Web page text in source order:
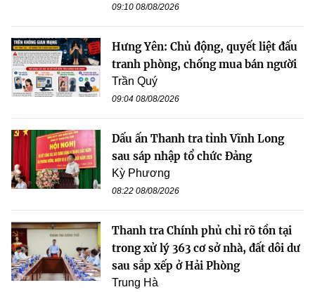
09:10 08/08/2026
Hưng Yên: Chủ động, quyết liệt đấu
tranh phòng, chống mua bán người
Trần Quý
09:04 08/08/2026
Dấu ấn Thanh tra tỉnh Vĩnh Long
sau sáp nhập tổ chức Đảng
Kỳ Phương
08:22 08/08/2026
Thanh tra Chính phủ chỉ rõ tồn tại
trong xử lý 363 cơ sở nhà, đất dôi dư
sau sắp xếp ở Hải Phòng
Trung Hà